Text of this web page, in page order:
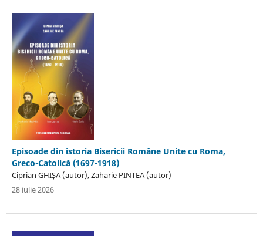
Episoade din istoria Bisericii Române Unite cu Roma,
Greco-Catolică (1697-1918)
Ciprian GHIȘA (autor), Zaharie PINTEA (autor)
28 iulie 2026